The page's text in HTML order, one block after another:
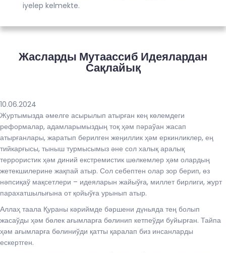
iyelep kelmekte.
Жасларды Мутаассиб Идеялардан
Сақлайық
10.06.2024
Журтымызда әмелге асырылып атырған кең көлемдеги
реформалар, адамларымыздың тоқ ҳәм пәраўан жасап
атырғанлары, жаратып берилген жеңиллик ҳәм еркинликлер, ең
тийкарғысы, тыныш турмысымыз әне сол халық аралық
террористик ҳәм диний екстремистик шөлкемлер ҳәм олардың
жетекшилерине жақпай атыр. Сол себептен олар зор берип, өз
нәпсиқаў мақсетлери – идеяларын жайыўға, миллет бирлиги, журт
парахатшылығына от қойыўға урынып атыр.
Аллаҳ таала Қураны кәриймде бәршени дүньяда тең болып
жасаўды ҳәм бөлек ағымларға бөлинип кетпеўди буйырған. Тайпа
ҳәм ағымларға бөлиниўди қатты қаралап биз инсанларды
ескертген.